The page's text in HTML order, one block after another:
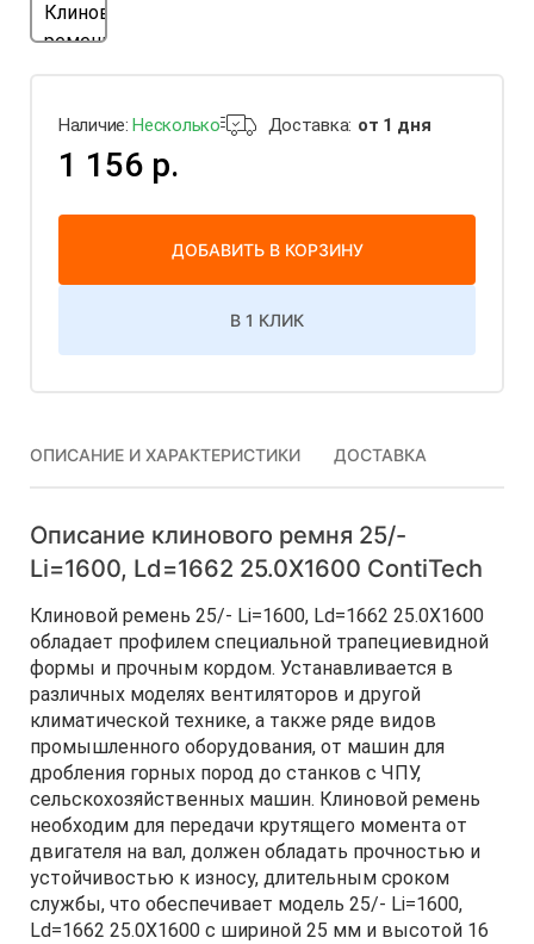
Наличие: Несколько Доставка: от 1 дня
1 156 р.
ДОБАВИТЬ В КОРЗИНУ
В 1 КЛИК
ОПИСАНИЕ И ХАРАКТЕРИСТИКИ ДОСТАВКА
Описание клинового ремня 25/-
Li=1600, Ld=1662 25.0X1600 ContiTech
Клиновой ремень 25/- Li=1600, Ld=1662 25.0X1600
обладает профилем специальной трапециевидной
формы и прочным кордом. Устанавливается в
различных моделях вентиляторов и другой
климатической технике, а также ряде видов
промышленного оборудования, от машин для
дробления горных пород до станков с ЧПУ,
сельскохозяйственных машин. Клиновой ремень
необходим для передачи крутящего момента от
двигателя на вал, должен обладать прочностью и
устойчивостью к износу, длительным сроком
службы, что обеспечивает модель 25/- Li=1600,
Ld=1662 25.0X1600 с шириной 25 мм и высотой 16